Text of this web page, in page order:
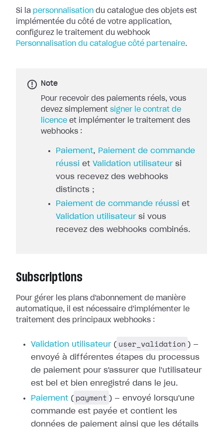
Si la personnalisation du catalogue des objets est
implémentée du côté de votre application,
configurez le traitement du webhook
Personnalisation du catalogue côté partenaire.
Note
Pour recevoir des paiements réels, vous
devez simplement signer le contrat de
licence et implémenter le traitement des
webhooks :
Paiement, Paiement de commande
réussi et Validation utilisateursi
vous recevez des webhooks
distincts ;
Paiement de commande réussi et
Validation utilisateursi vous
recevez des webhooks combinés.
Subscriptions
Pour gérer les plans d'abonnement de manière
automatique, il est nécessaire d'implémenter le
traitement des principaux webhooks :
Validation utilisateur ( user_validation ) —
envoyé à différentes étapes du processus
de paiement pour s'assurer que l'utilisateur
est bel et bien enregistré dans le jeu.
Paiement ( payment ) — envoyé lorsqu'une
commande est payée et contient les
données de paiement ainsi que les détails